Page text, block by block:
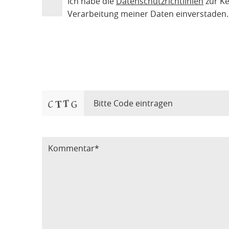
Verarbeitung meiner Daten einverstaden.